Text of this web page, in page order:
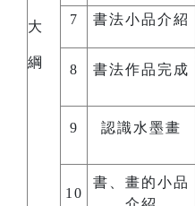
大
綱
7 書法小品介紹
8 書法作品完成
9 認識水墨畫
10
書、畫的小品